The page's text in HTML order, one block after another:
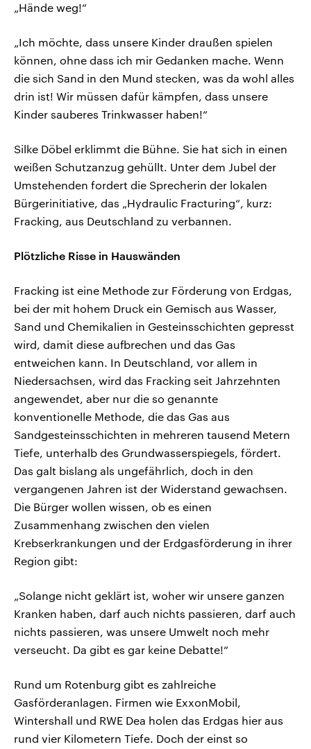
„Hände weg!“
„Ich möchte, dass unsere Kinder draußen spielen
können, ohne dass ich mir Gedanken mache. Wenn
die sich Sand in den Mund stecken, was da wohl alles
drin ist! Wir müssen dafür kämpfen, dass unsere
Kinder sauberes Trinkwasser haben!“
Silke Döbel erklimmt die Bühne. Sie hat sich in einen
weißen Schutzanzug gehüllt. Unter dem Jubel der
Umstehenden fordert die Sprecherin der lokalen
Bürgerinitiative, das „Hydraulic Fracturing“, kurz:
Fracking, aus Deutschland zu verbannen.
Plötzliche Risse in Hauswänden
Fracking ist eine Methode zur Förderung von Erdgas,
bei der mit hohem Druck ein Gemisch aus Wasser,
Sand und Chemikalien in Gesteinsschichten gepresst
wird, damit diese aufbrechen und das Gas
entweichen kann. In Deutschland, vor allem in
Niedersachsen, wird das Fracking seit Jahrzehnten
angewendet, aber nur die so genannte
konventionelle Methode, die das Gas aus
Sandgesteinsschichten in mehreren tausend Metern
Tiefe, unterhalb des Grundwasserspiegels, fördert.
Das galt bislang als ungefährlich, doch in den
vergangenen Jahren ist der Widerstand gewachsen.
Die Bürger wollen wissen, ob es einen
Zusammenhang zwischen den vielen
Krebserkrankungen und der Erdgasförderung in ihrer
Region gibt:
„Solange nicht geklärt ist, woher wir unsere ganzen
Kranken haben, darf auch nichts passieren, darf auch
nichts passieren, was unsere Umwelt noch mehr
verseucht. Da gibt es gar keine Debatte!“
Rund um Rotenburg gibt es zahlreiche
Gasförderanlagen. Firmen wie ExxonMobil,
Wintershall und RWE Dea holen das Erdgas hier aus
rund vier Kilometern Tiefe. Doch der einst so